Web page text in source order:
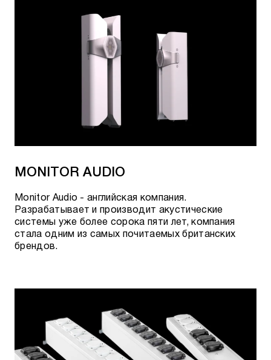
MONITOR AUDIO
Monitor Audio - английская компания.
Разрабатывает и производит акустические
системы уже более сорока пяти лет, компания
стала одним из самых почитаемых британских
брендов.